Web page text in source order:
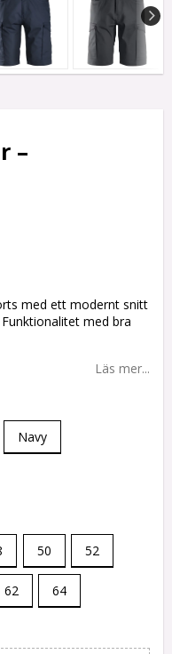
–
med ett modernt snitt
med bra
Läs mer...
Navy
50 52
62 64